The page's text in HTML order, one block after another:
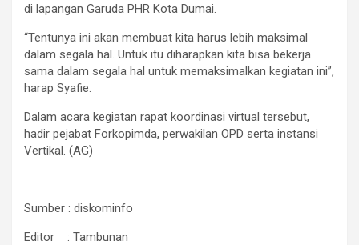
di lapangan Garuda PHR Kota Dumai.
“Tentunya ini akan membuat kita harus lebih maksimal
dalam segala hal. Untuk itu diharapkan kita bisa bekerja
sama dalam segala hal untuk memaksimalkan kegiatan ini”,
harap Syafie.
Dalam acara kegiatan rapat koordinasi virtual tersebut,
hadir pejabat Forkopimda, perwakilan OPD serta instansi
Vertikal. (AG)
Sumber : diskominfo
Editor : Tambunan